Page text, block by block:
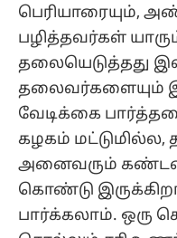
பெரியாரையும்,
பழித்தவர்கள்
தலையெடுத்தது
தலைவர்களையும்
வேடிக்கை
கழகம் மட்டுமில்ல,
அனைவரும்
கொண்டு
பார்க்கலாம். ஒரு